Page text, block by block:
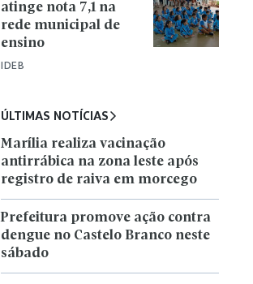
IDEB
atinge nota 7,1 na
rede municipal de
ensino
ÚLTIMAS NOTÍCIAS
Marília realiza vacinação
antirrábica na zona leste após
registro de raiva em morcego
Prefeitura promove ação contra
dengue no Castelo Branco neste
sábado